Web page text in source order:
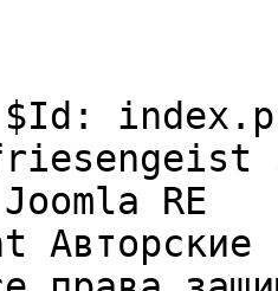
RE
Авторские